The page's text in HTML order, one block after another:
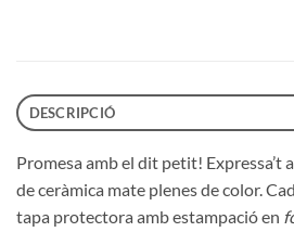
DESCRIPCIÓ
Promesa amb el dit petit! Expressa’t
de ceràmica mate plenes de color.
tapa protectora amb estampació en